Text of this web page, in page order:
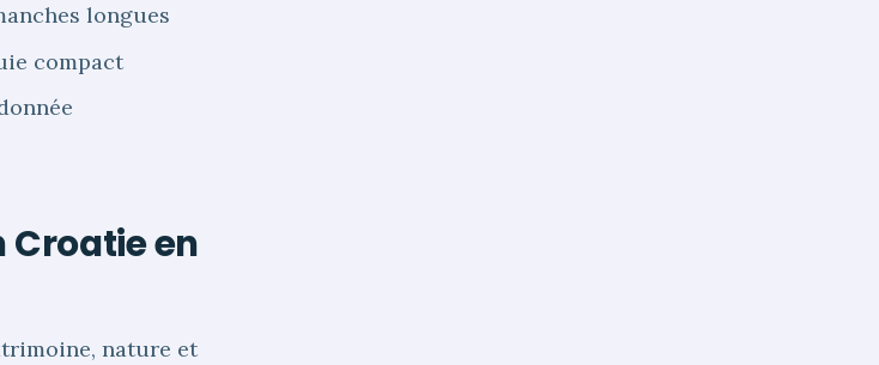
longues
compact
Croatie en
nature et